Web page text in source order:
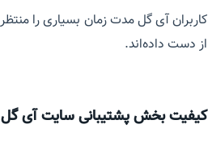
کاربران آی گل مدت زمان بسیاری را
از دست داده‌اند.
کیفیت بخش پشتیبانی سایت آی گل